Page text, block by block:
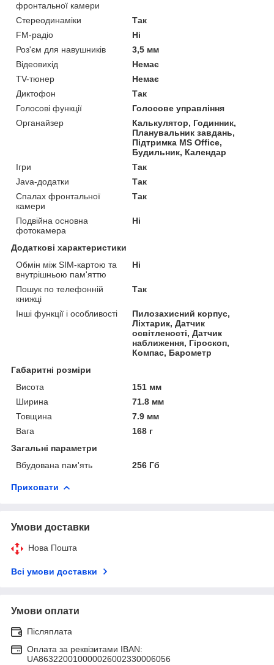
фронтальної камери
Стереодинаміки
Так
FM-радіо
Ні
Роз'єм для навушників
3,5 мм
Відеовихід
Немає
TV-тюнер
Немає
Диктофон
Так
Голосові функції
Голосове управління
Органайзер
Калькулятор, Годинник,
Планувальник завдань,
Підтримка MS Office,
Будильник, Календар
Ігри
Так
Java-додатки
Так
Спалах фронтальної
камери
Так
Подвійна основна
фотокамера
Ні
Додаткові характеристики
Обмін між SIM-картою та
внутрішньою пам'яттю
Ні
Пошук по телефонній
книжці
Так
Інші функції і особливості
Пилозахисний корпус,
Ліхтарик, Датчик
освітленості, Датчик
наближення, Гіроскоп,
Компас, Барометр
Габаритні розміри
Висота
151 мм
Ширина
71.8 мм
Товщина
7.9 мм
Вага
168 г
Загальні параметри
Вбудована пам'ять
256 Гб
Приховати
Умови доставки
Нова Пошта
Всі умови доставки
Умови оплати
Післяплата
Оплата за реквізитами IBAN:
UA863220010000026002330006056